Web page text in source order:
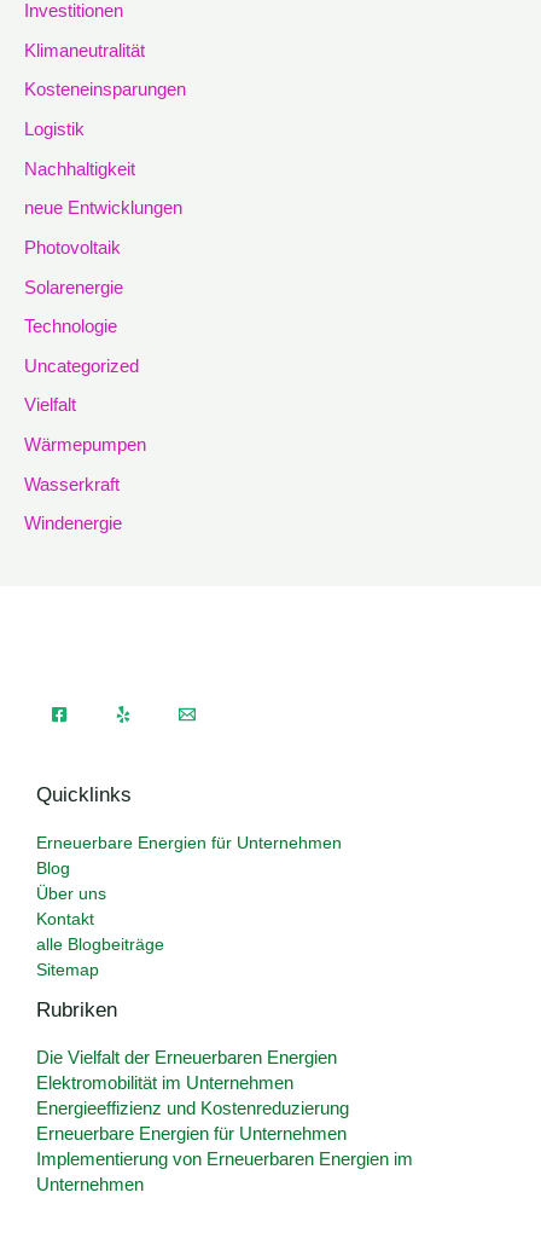
Investitionen
Klimaneutralität
Kosteneinsparungen
Logistik
Nachhaltigkeit
neue Entwicklungen
Photovoltaik
Solarenergie
Technologie
Uncategorized
Vielfalt
Wärmepumpen
Wasserkraft
Windenergie
Quicklinks
Erneuerbare Energien für Unternehmen
Blog
Über uns
Kontakt
alle Blogbeiträge
Sitemap
Rubriken
Die Vielfalt der Erneuerbaren Energien
Elektromobilität im Unternehmen
Energieeffizienz und Kostenreduzierung
Erneuerbare Energien für Unternehmen
Implementierung von Erneuerbaren Energien im
Unternehmen